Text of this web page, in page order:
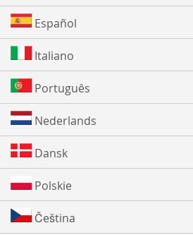
Español
Italiano
Português
Nederlands
Dansk
Polskie
Čeština